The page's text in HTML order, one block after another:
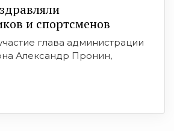
и спортсменов
глава администрации
Александр Пронин,